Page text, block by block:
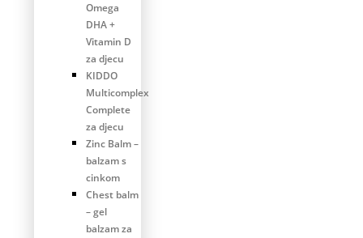
Omega
DHA +
Vitamin D
za djecu
KIDDO
Multicomplex
Complete
za djecu
Zinc Balm –
balzam s
cinkom
Chest balm
– gel
balzam za